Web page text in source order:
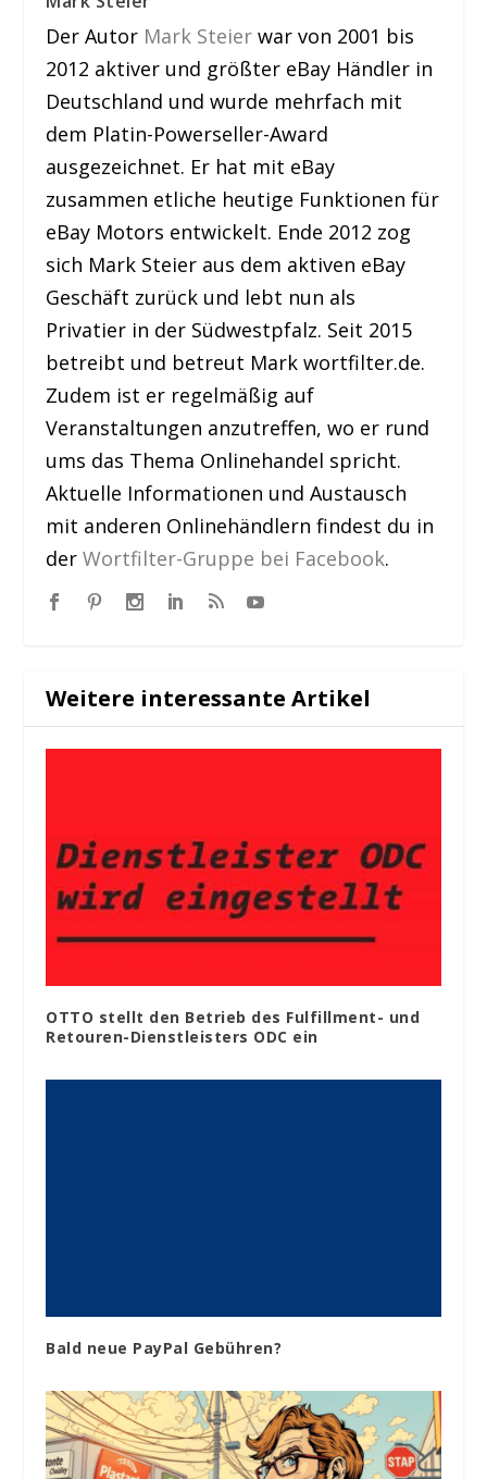
Der Autor Mark Steier war von 2001 bis
2012 aktiver und größter eBay Händler in
Deutschland und wurde mehrfach mit
dem Platin-Powerseller-Award
ausgezeichnet. Er hat mit eBay
zusammen etliche heutige Funktionen für
eBay Motors entwickelt. Ende 2012 zog
sich Mark Steier aus dem aktiven eBay
Geschäft zurück und lebt nun als
Privatier in der Südwestpfalz. Seit 2015
betreibt und betreut Mark wortfilter.de.
Zudem ist er regelmäßig auf
Veranstaltungen anzutreffen, wo er rund
ums das Thema Onlinehandel spricht.
Aktuelle Informationen und Austausch
mit anderen Onlinehändlern findest du in
derWortfilter-Gruppe bei Facebook.
Weitere interessante Artikel
OTTO stellt den Betrieb des Fulfillment- und
Retouren-Dienstleisters ODC ein
Bald neue PayPal Gebühren?